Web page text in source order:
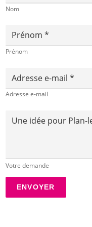
Nom
Prénom
Prénom
Adresse e-mail
Adresse e-mail
Une idée pour Plan-
Votre demande
ENVOYER